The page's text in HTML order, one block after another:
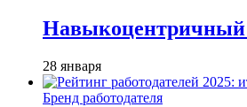
Навыкоцентричный
28 января
Бренд работодателя